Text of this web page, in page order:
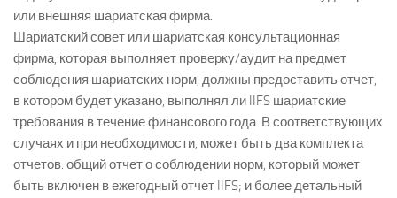
или внешняя шариатская фирма.
Шариатский совет или шариатская консультационная
фирма, которая выполняет проверку/аудит на предмет
соблюдения шариатских норм, должны предоставить отчет,
в котором будет указано, выполнял ли IIFS шариатские
требования в течение финансового года. В соответствующих
случаях и при необходимости, может быть два комплекта
отчетов: общий отчет о соблюдении норм, который может
быть включен в ежегодный отчет IIFS; и более детальный